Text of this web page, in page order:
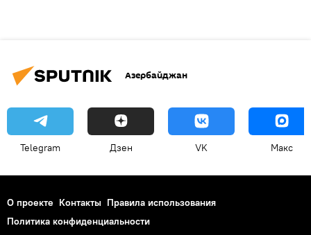
Азербайджан
Telegram Дзен VK Макс
О проекте Контакты Правила использования
Политика конфиденциальности